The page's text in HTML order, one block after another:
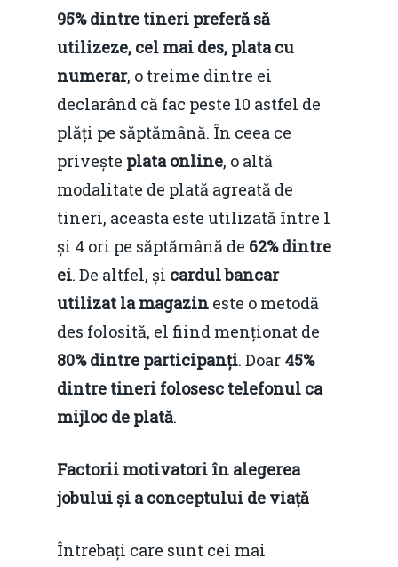
95% dintre tineri preferă să
utilizeze, cel mai des, plata cu
numerar, o treime dintre ei
declarând că fac peste 10 astfel de
plăți pe săptămână. În ceea ce
privește plata online, o altă
modalitate de plată agreată de
tineri, aceasta este utilizată între 1
și 4 ori pe săptămână de 62% dintre
ei. De altfel, și cardul bancar
utilizat la magazin este o metodă
des folosită, el fiind menționat de
80% dintre participanți. Doar 45%
dintre tineri folosesc telefonul ca
mijloc de plată.
Factorii motivatori în alegerea
jobului și a conceptului de viață
Întrebați care sunt cei mai